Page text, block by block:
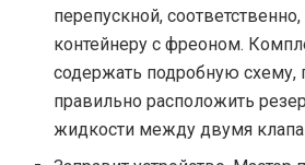
перепускной,
контейнеру с фреоном.
содержать подробную
правильно расположить
жидкости между двумя